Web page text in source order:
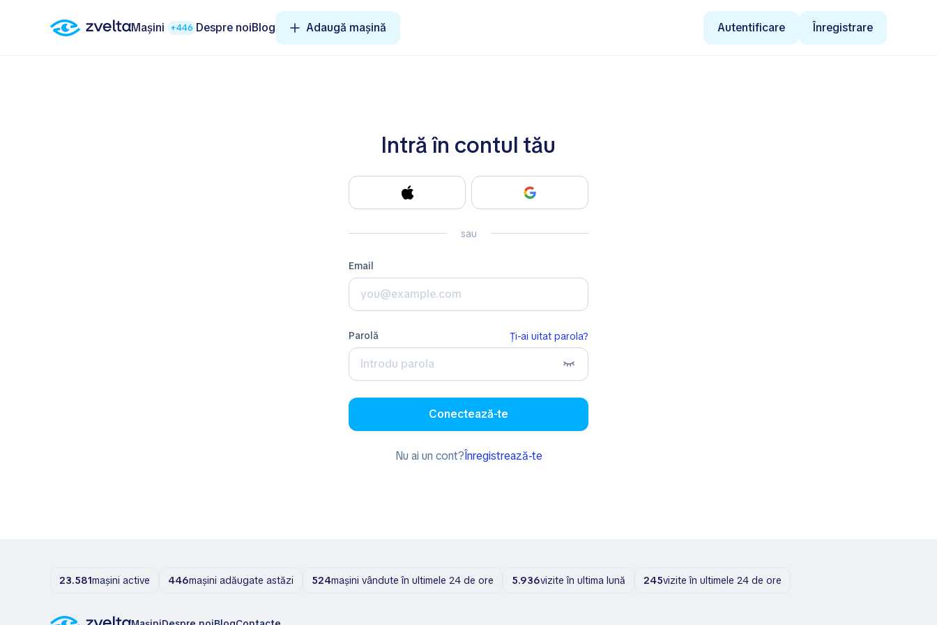
Mașini +446 Despre noiBlog Adaugă mașină Autentificare Înregistrare
Intră în contul tău
sau
email
parolă Ți-ai uitat parola?
Conectează-te
Nu ai un cont?Înregistrează-te
23.581mașini active 446mașini adăugate astăzi 524mașini vândute în ultimele 24 de ore 5.936vizite în ultima lună 245vizite în ultimele 24 de ore